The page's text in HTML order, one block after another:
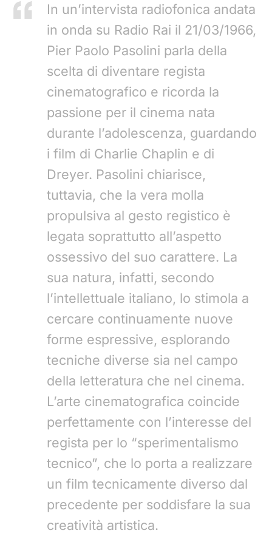
In un’intervista radiofonica andata
in onda su Radio Rai il 21/03/1966,
Pier Paolo Pasolini parla della
scelta di diventare regista
cinematografico e ricorda la
passione per il cinema nata
durante l’adolescenza, guardando
i film di Charlie Chaplin e di
Dreyer. Pasolini chiarisce,
tuttavia, che la vera molla
propulsiva al gesto registico è
legata soprattutto all’aspetto
ossessivo del suo carattere. La
sua natura, infatti, secondo
l’intellettuale italiano, lo stimola a
cercare continuamente nuove
forme espressive, esplorando
tecniche diverse sia nel campo
della letteratura che nel cinema.
L’arte cinematografica coincide
perfettamente con l’interesse del
regista per lo “sperimentalismo
tecnico”, che lo porta a realizzare
un film tecnicamente diverso dal
precedente per soddisfare la sua
creatività artistica.